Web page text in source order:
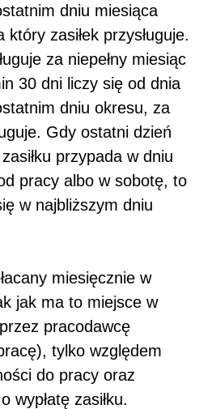
dniu miesiąca
zasiłek przysługuje.
za niepełny miesiąc
30 dni liczy się od dnia
dniu okresu, za
Gdy ostatni dzień
przypada w dniu
pracy albo w sobotę, to
w najbliższym dniu
miesięcznie w
jak ma to miejsce w
pracodawcę
tylko względem
do pracy oraz
wypłatę zasiłku.